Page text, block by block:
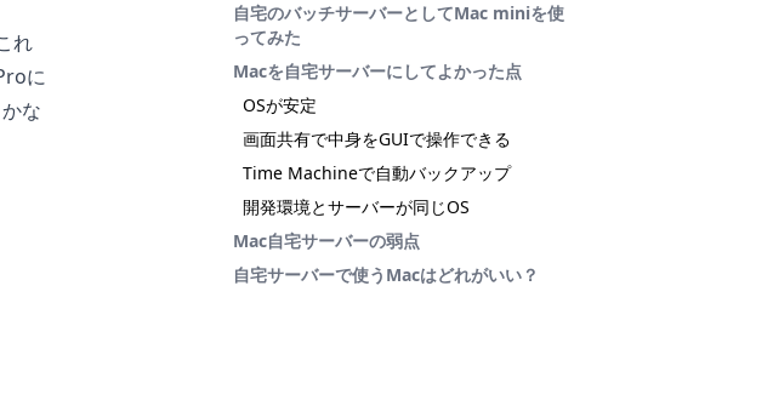
自宅のバッチサーバーとしてMac miniを使
ってみた
Macを自宅サーバーにしてよかった点
OSが安定
画面共有で中身をGUIで操作できる
Time Machineで自動バックアップ
開発環境とサーバーが同じOS
Mac自宅サーバーの弱点
自宅サーバーで使うMacはどれがいい？
れ
に
な